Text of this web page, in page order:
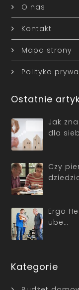
O nas
Kontakt
Mapa strony
Polityka
Ostatnie
Jak
dla
Czy
Ergo
ube…
Kategorie